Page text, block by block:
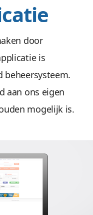
door
is
beheersysteem.
aan ons eigen
mogelijk is.